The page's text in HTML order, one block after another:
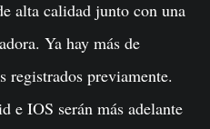
alta calidad junto con una
Ya hay más de
registrados previamente.
e IOS serán más adelante